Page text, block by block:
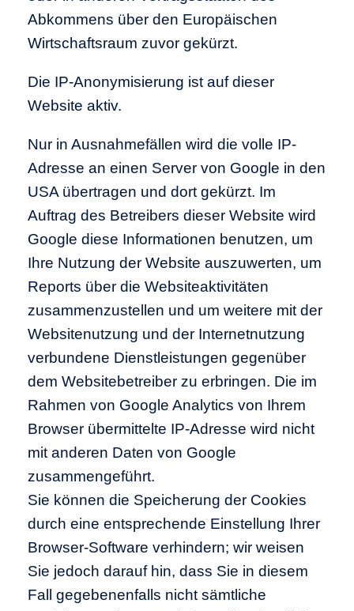
Abkommens über den Europäischen
Wirtschaftsraum zuvor gekürzt.
Die IP-Anonymisierung ist auf dieser
Website aktiv.
Nur in Ausnahmefällen wird die volle IP-
Adresse an einen Server von Google in den
USA übertragen und dort gekürzt. Im
Auftrag des Betreibers dieser Website wird
Google diese Informationen benutzen, um
Ihre Nutzung der Website auszuwerten, um
Reports über die Websiteaktivitäten
zusammenzustellen und um weitere mit der
Websitenutzung und der Internetnutzung
verbundene Dienstleistungen gegenüber
dem Websitebetreiber zu erbringen. Die im
Rahmen von Google Analytics von Ihrem
Browser übermittelte IP-Adresse wird nicht
mit anderen Daten von Google
zusammengeführt.
Sie können die Speicherung der Cookies
durch eine entsprechende Einstellung Ihrer
Browser-Software verhindern; wir weisen
Sie jedoch darauf hin, dass Sie in diesem
Fall gegebenenfalls nicht sämtliche